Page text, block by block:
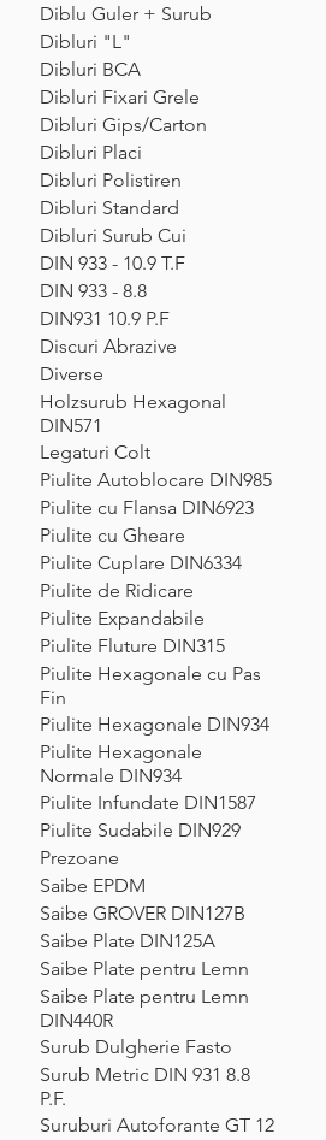
Diblu Guler + Surub
Dibluri "L"
Dibluri BCA
Dibluri Fixari Grele
Dibluri Gips/Carton
Dibluri Placi
Dibluri Polistiren
Dibluri Standard
Dibluri Surub Cui
DIN 933 - 10.9 T.F
DIN 933 - 8.8
DIN931 10.9 P.F
Discuri Abrazive
Diverse
Holzsurub Hexagonal
DIN571
Legaturi Colt
Piulite Autoblocare DIN985
Piulite cu Flansa DIN6923
Piulite cu Gheare
Piulite Cuplare DIN6334
Piulite de Ridicare
Piulite Expandabile
Piulite Fluture DIN315
Piulite Hexagonale cu Pas
Fin
Piulite Hexagonale DIN934
Piulite Hexagonale
Normale DIN934
Piulite Infundate DIN1587
Piulite Sudabile DIN929
Prezoane
Saibe EPDM
Saibe GROVER DIN127B
Saibe Plate DIN125A
Saibe Plate pentru Lemn
Saibe Plate pentru Lemn
DIN440R
Surub Dulgherie Fasto
Surub Metric DIN 931 8.8
P.F.
Suruburi Autoforante GT 12